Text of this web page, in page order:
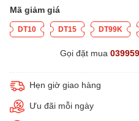
Mã giảm giá
DT10 DT15 DT99K
Gọi đặt mua
Hẹn giờ giao hàng
Ưu đãi mỗi ngày